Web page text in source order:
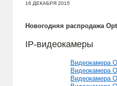
16 ДЕКАБРЯ 2015
Новогодняя распродажа
IP-видеокамеры
Видеокамера
Видеокамера
Видеокамера